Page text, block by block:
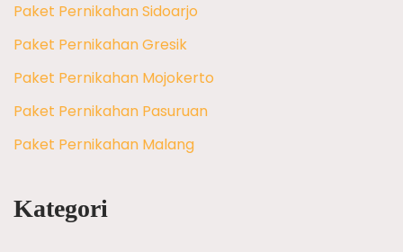
Paket Pernikahan Sidoarjo
Paket Pernikahan Gresik
Paket Pernikahan Mojokerto
Paket Pernikahan Pasuruan
Paket Pernikahan Malang
Kategori